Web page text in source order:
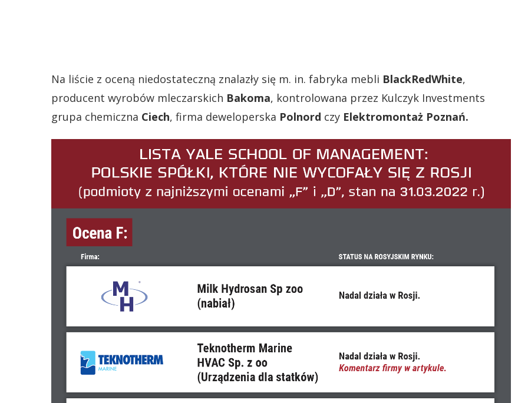
Na liście z oceną niedostateczną znalazły się m. in. fabryka mebli BlackRedWhite,
producent wyrobów mleczarskich Bakoma, kontrolowana przez Kulczyk Investments
grupa chemiczna Ciech, firma deweloperska Polnord czy Elektromontaż Poznań.